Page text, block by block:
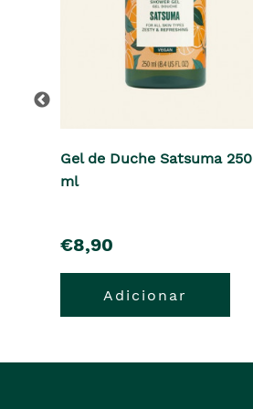
Gel de Duche Satsuma 250
ml
pre�o
€8,90
Adicionar